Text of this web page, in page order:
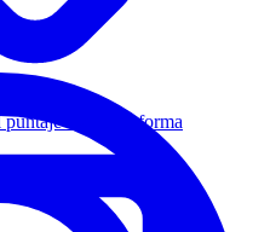
a su plataforma